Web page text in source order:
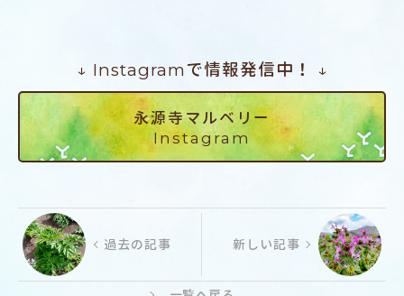
↓ Instagramで情報発信中！ ↓
永源寺マルベリー
Instagram
過去の記事 新しい記事